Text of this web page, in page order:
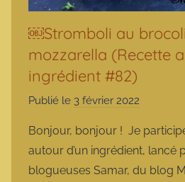
￼Stromboli au
mozzarella (Recette
ingrédient #82)
Publié le 3 février 2022
m
a
Bonjour, bonjour ! Je
autour d’un ingrédient, lancé
blogueuses Samar, du blog